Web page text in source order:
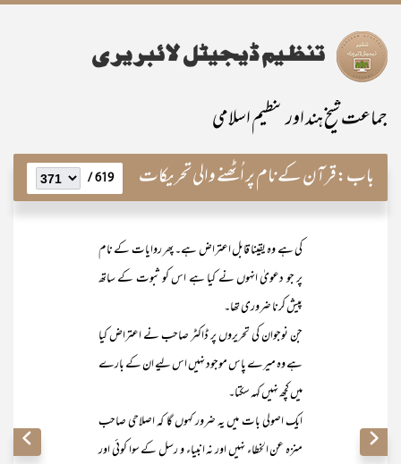
جماعت شیخ ہند اور تنظیم اسلامی
باب:قرآن کے نام پر اُٹھنے والی تحریکات 619 /
کی ہے وہ یقینا قابل اعتراض ہے۔ پھر روایات کے نام
پر جو دعویٰ انہوں نے کیا ہے اس کو ثبوت کے ساتھ
پیش کرنا ضروری تھا۔
جن نوجوان کی تحریروں پر ڈاکٹر صاحب نے اعتراض کیا
ہے وہ میرے پاس موجود نہیں اس لیے ان کے بارے
میں کچھ نہیں کہہ سکتا۔
ایک اصولی بات میں یہ ضرور کہوں گا کہ اصلاحی صاحب
منزہ عن الخطاء نہیں اور نہ انبیاء و رسل کے سوا کوئی اور